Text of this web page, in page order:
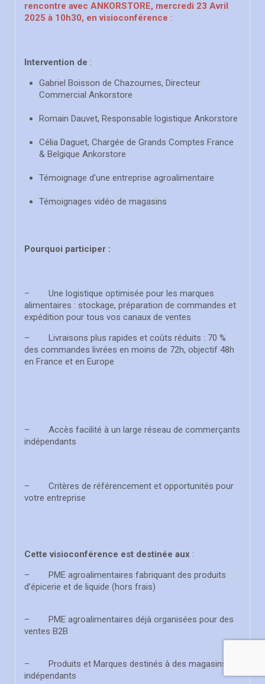
rencontre avec ANKORSTORE, mercredi 23 Avril
2025 à 10h30, en visioconférence :
Intervention de :
Gabriel Boisson de Chazournes, Directeur
Commercial Ankorstore
Romain Dauvet, Responsable logistique Ankorstore
Célia Daguet, Chargée de Grands Comptes France
& Belgique Ankorstore
Témoignage d’une entreprise agroalimentaire
Témoignages vidéo de magasins
Pourquoi participer :
– Une logistique optimisée pour les marques
alimentaires : stockage, préparation de commandes et
expédition pour tous vos canaux de ventes
– Livraisons plus rapides et coûts réduits : 70 %
des commandes livrées en moins de 72h, objectif 48h
en France et en Europe
– Accès facilité à un large réseau de commerçants
indépendants
– Critères de référencement et opportunités pour
votre entreprise
Cette visioconférence est destinée aux :
– PME agroalimentaires fabriquant des produits
d’épicerie et de liquide (hors frais)
– PME agroalimentaires déjà organisées pour des
ventes B2B
– Produits et Marques destinés à des magasins
indépendants